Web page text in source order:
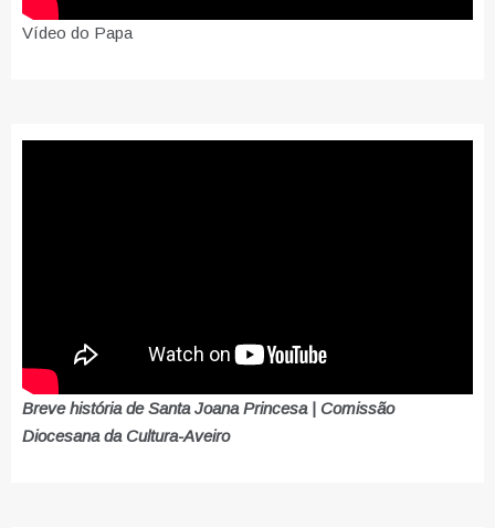
Vídeo do Papa
Breve história de Santa Joana Princesa | Comissão
Diocesana da Cultura-Aveiro